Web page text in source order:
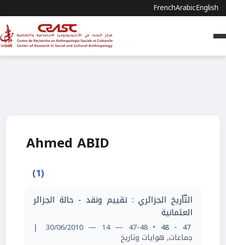
FrenchArabicEnglish
Ahmed ABID
(1)
التّأريخ الجزائري : تقييم ونقد - حالة الجزائر
العثمانية
47 - 48
• 47-48 — 14 — 30/06/2010
|
جماعات, هوايات وتاريخ